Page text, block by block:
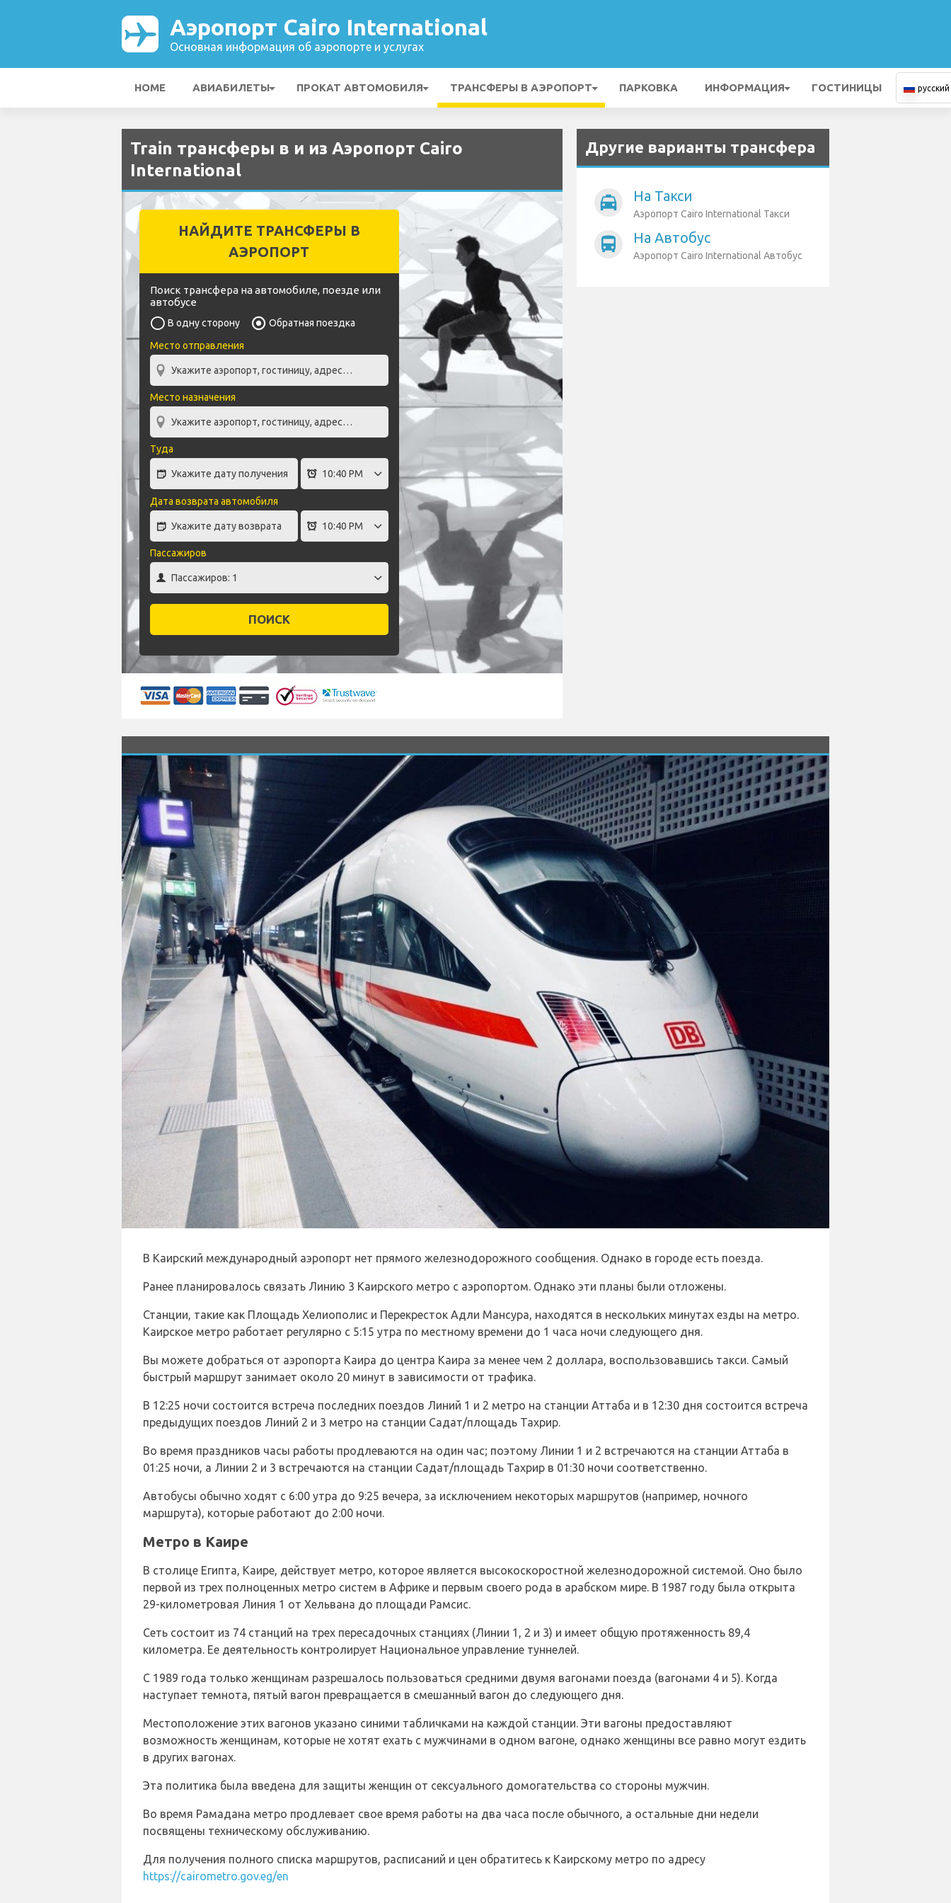
Аэропорт Cairo International
Основная информация об аэропорте и услугах
HOME АВИАБИЛЕТЫ ПРОКАТ АВТОМОБИЛЯ ТРАНСФЕРЫ В АЭРОПОРТ ПАРКОВКА ИНФОРМАЦИЯ ГОСТИНИЦЫ русский
Train трансферы в и из Аэропорт Cairo
International
НАЙДИТЕ ТРАНСФЕРЫ В
АЭРОПОРТ
Поиск трансфера на автомобиле, поезде или
автобусе
В одну сторону
Обратная поездка
Место отправления
Место назначения
Туда
Дата возврата автомобиля
Пассажиров
ПОИСК
Другие варианты трансфера
local_taxi На Такси
Аэропорт Cairo International Такси
directions_bus На Автобус
Аэропорт Cairo International Автобус
В Каирский международный аэропорт нет прямого железнодорожного сообщения. Однако в городе есть поезда.
Ранее планировалось связать Линию 3 Каирского метро с аэропортом. Однако эти планы были отложены.
Станции, такие как Площадь Хелиополис и Перекресток Адли Мансура, находятся в нескольких минутах езды на метро.
Каирское метро работает регулярно с 5:15 утра по местному времени до 1 часа ночи следующего дня.
Вы можете добраться от аэропорта Каира до центра Каира за менее чем 2 доллара, воспользовавшись такси. Самый
быстрый маршрут занимает около 20 минут в зависимости от трафика.
В 12:25 ночи состоится встреча последних поездов Линий 1 и 2 метро на станции Аттаба и в 12:30 дня состоится встреча
предыдущих поездов Линий 2 и 3 метро на станции Садат/площадь Тахрир.
Во время праздников часы работы продлеваются на один час; поэтому Линии 1 и 2 встречаются на станции Аттаба в
01:25 ночи, а Линии 2 и 3 встречаются на станции Садат/площадь Тахрир в 01:30 ночи соответственно.
Автобусы обычно ходят с 6:00 утра до 9:25 вечера, за исключением некоторых маршрутов (например, ночного
маршрута), которые работают до 2:00 ночи.
Метро в Каире
В столице Египта, Каире, действует метро, которое является высокоскоростной железнодорожной системой. Оно было
первой из трех полноценных метро систем в Африке и первым своего рода в арабском мире. В 1987 году была открыта
29-километровая Линия 1 от Хельвана до площади Рамсис.
Сеть состоит из 74 станций на трех пересадочных станциях (Линии 1, 2 и 3) и имеет общую протяженность 89,4
километра. Ее деятельность контролирует Национальное управление туннелей.
С 1989 года только женщинам разрешалось пользоваться средними двумя вагонами поезда (вагонами 4 и 5). Когда
наступает темнота, пятый вагон превращается в смешанный вагон до следующего дня.
Местоположение этих вагонов указано синими табличками на каждой станции. Эти вагоны предоставляют
возможность женщинам, которые не хотят ехать с мужчинами в одном вагоне, однако женщины все равно могут ездить
в других вагонах.
Эта политика была введена для защиты женщин от сексуального домогательства со стороны мужчин.
Во время Рамадана метро продлевает свое время работы на два часа после обычного, а остальные дни недели
посвящены техническому обслуживанию.
Для получения полного списка маршрутов, расписаний и цен обратитесь к Каирскому метро по адресу
https://cairometro.gov.eg/en